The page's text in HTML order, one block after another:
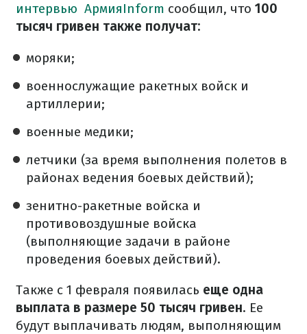
интервью АрмияInform сообщил, что 100
тысяч гривен также получат:
моряки;
военнослужащие ракетных войск и
артиллерии;
военные медики;
летчики (за время выполнения полетов в
районах ведения боевых действий);
зенитно-ракетные войска и
противовоздушные войска
(выполняющие задачи в районе
проведения боевых действий).
Также с 1 февраля появилась еще одна
выплата в размере 50 тысяч гривен. Ее
будут выплачивать людям, выполняющим